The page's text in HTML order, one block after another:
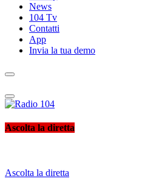
News
104 Tv
Contatti
App
Invia la tua demo
Radio 104
Like It !
Ascolta la diretta
Ascolta la diretta